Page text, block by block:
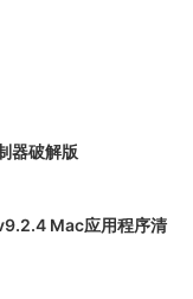
器破解版
Mac应用程序清